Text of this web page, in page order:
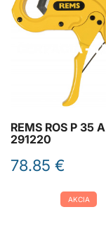
REMS ROS P 35 A
291220
78.85 €
AKCIA